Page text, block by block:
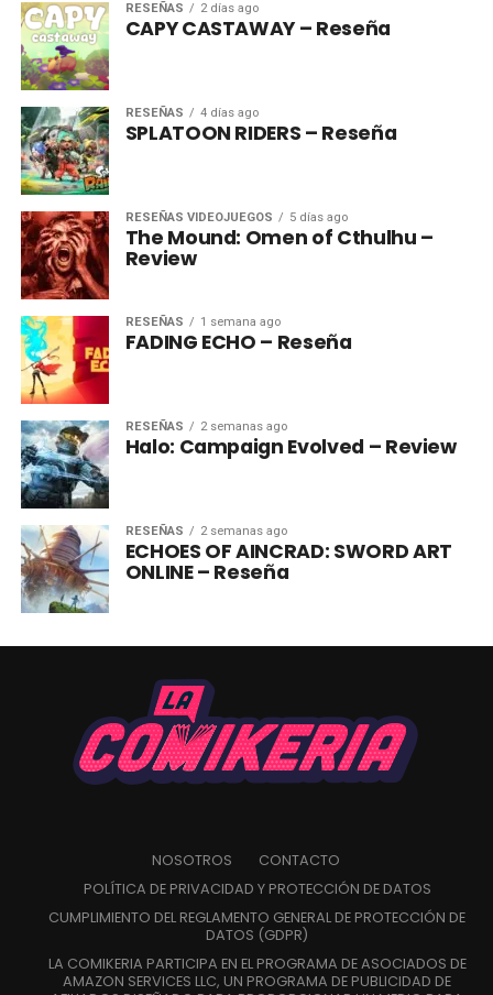
RESEÑAS 2 días ago
CAPY CASTAWAY – Reseña
RESEÑAS 4 días ago
SPLATOON RIDERS – Reseña
RESEÑAS VIDEOJUEGOS 5 días ago
The Mound: Omen of Cthulhu –
Review
RESEÑAS 1 semana ago
FADING ECHO – Reseña
RESEÑAS 2 semanas ago
Halo: Campaign Evolved – Review
RESEÑAS 2 semanas ago
ECHOES OF AINCRAD: SWORD ART
ONLINE – Reseña
NOSOTROS
CONTACTO
POLÍTICA DE PRIVACIDAD Y PROTECCIÓN DE DATOS
CUMPLIMIENTO DEL REGLAMENTO GENERAL DE PROTECCIÓN DE
DATOS (GDPR)
LA COMIKERIA PARTICIPA EN EL PROGRAMA DE ASOCIADOS DE
AMAZON SERVICES LLC, UN PROGRAMA DE PUBLICIDAD DE